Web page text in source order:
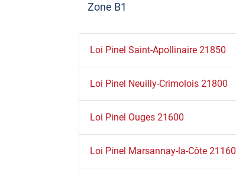
Zone B1
Loi Pinel Saint-Apollinaire 21850
Loi Pinel Neuilly-Crimolois 21800
Loi Pinel Ouges 21600
Loi Pinel Marsannay-la-Côte 21160